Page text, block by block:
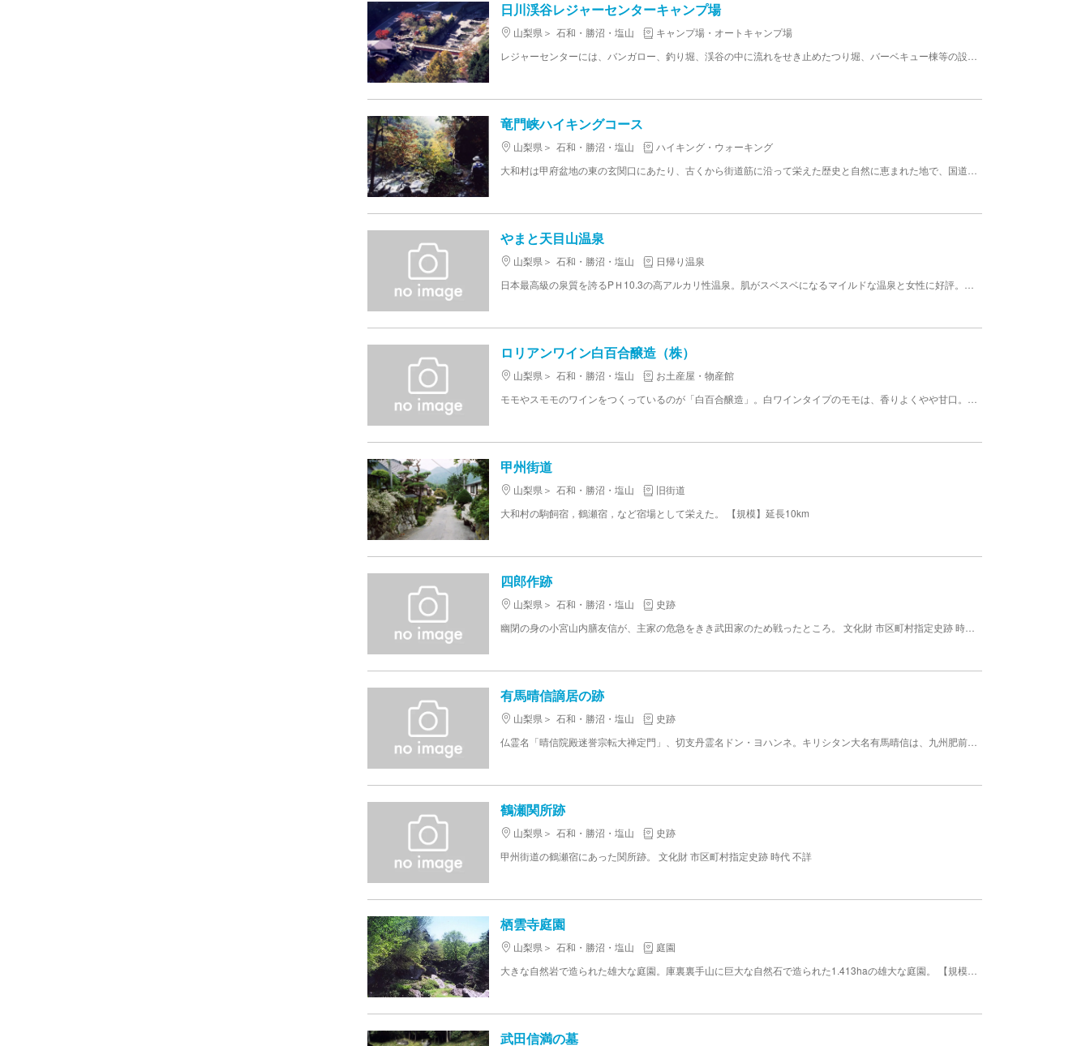
日川渓谷レジャーセンターキャンプ場
山梨県 石和・勝沼・塩山
キャンプ場・オートキャンプ場
竜門峡ハイキングコース
山梨県 石和・勝沼・塩山
ハイキング・ウォーキング
やまと天目山温泉
山梨県 石和・勝沼・塩山
日帰り温泉
ロリアンワイン白百合醸造（株）
山梨県 石和・勝沼・塩山
お土産屋・物産館
甲州街道
山梨県 石和・勝沼・塩山
旧街道
大和村の駒飼宿，鶴瀬宿，など宿場として栄えた。 【規模】延長10km
四郎作跡
山梨県 石和・勝沼・塩山
史跡
有馬晴信謫居の跡
山梨県 石和・勝沼・塩山
史跡
鶴瀬関所跡
山梨県 石和・勝沼・塩山
史跡
甲州街道の鶴瀬宿にあった関所跡。 文化財 市区町村指定史跡 時代 不詳
栖雲寺庭園
山梨県 石和・勝沼・塩山
庭園
武田信満の墓